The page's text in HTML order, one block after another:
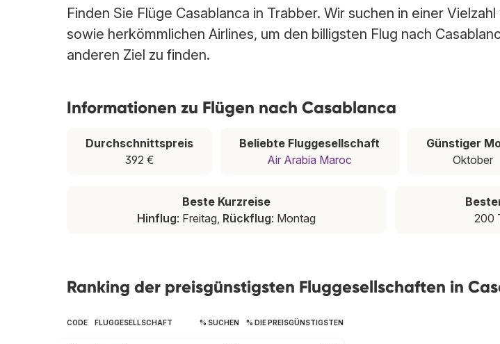
Finden Sie Flüge Casablanca in Trabber. Wir suchen in einer
sowie herkömmlichen Airlines, um den billigsten Flug nach
anderen Ziel zu finden.
Informationen zu Flügen nach Casablanca
Durchschnittspreis
392 €
Beliebte Fluggesellschaft
Air Arabia Maroc
Günstiger
Oktober
Beste Kurzreise
Hinflug: Freitag, Rückflug: Montag
200
Ranking der preisgünstigsten Fluggesellschaften in
CODE FLUGGESELLSCHAFT % SUCHEN % DIE PREISGÜNSTIGSTEN